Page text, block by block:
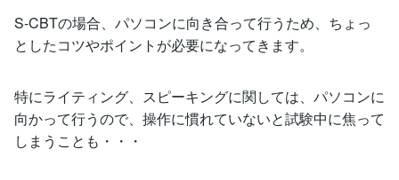
S-CBTの場合、パソコンに向き合って行うため、ちょっ
としたコツやポイントが必要になってきます。
特にライティング、スピーキングに関しては、パソコンに
向かって行うので、操作に慣れていないと試験中に焦って
しまうことも・・・